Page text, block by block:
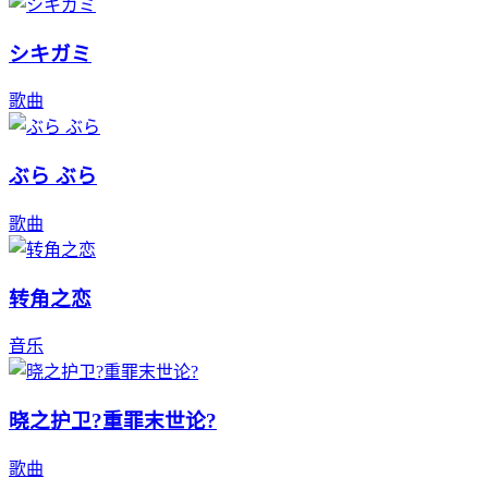
シキガミ
歌曲
ぶら ぶら
歌曲
转角之恋
音乐
晓之护卫?重罪末世论?
歌曲